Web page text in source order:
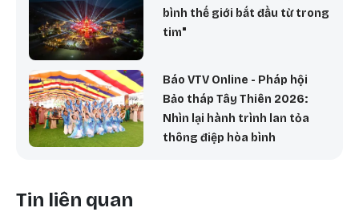
bình thế giới bắt đầu từ trong
tim"
Báo VTV Online - Pháp hội
Bảo tháp Tây Thiên 2026:
Nhìn lại hành trình lan tỏa
thông điệp hòa bình
Tin liên quan